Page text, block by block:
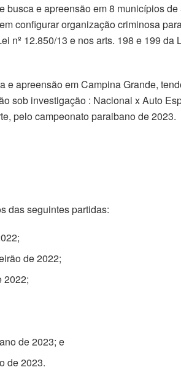
busca e apreensão em 8 municípios
configurar organização criminosa
nº 12.850/13 e nos arts. 198 e 199 da
e apreensão em Campina Grande,
sob investigação : Nacional x Auto
pelo campeonato paraibano de 2023.
das seguintes partidas:
de 2022;
2022;
de 2023; e
de 2023.